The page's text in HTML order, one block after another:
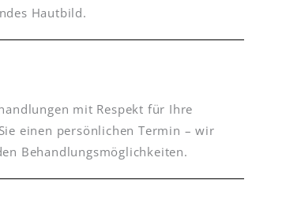
Hautbild.
mit Respekt für Ihre
einen persönlichen Termin – wir
Behandlungsmöglichkeiten.